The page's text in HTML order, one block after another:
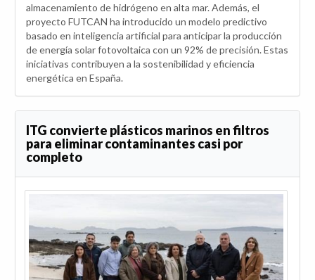
almacenamiento de hidrógeno en alta mar. Además, el
proyecto FUTCAN ha introducido un modelo predictivo
basado en inteligencia artificial para anticipar la producción
de energía solar fotovoltaica con un 92% de precisión. Estas
iniciativas contribuyen a la sostenibilidad y eficiencia
energética en España.
ITG convierte plásticos marinos en filtros
para eliminar contaminantes casi por
completo